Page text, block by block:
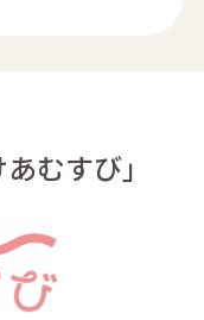
むすび」